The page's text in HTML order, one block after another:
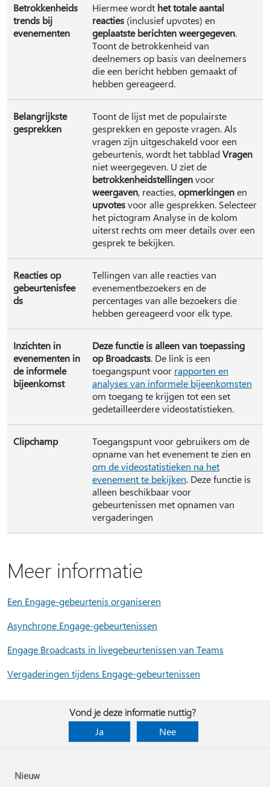
Betrokkenheids
trends bij
evenementen
Hiermee wordt het totale aantal
reacties (inclusief upvotes) en
geplaatste berichten weergegeven.
Toont de betrokkenheid van
deelnemers op basis van deelnemers
die een bericht hebben gemaakt of
hebben gereageerd.
Belangrijkste
gesprekken
Toont de lijst met de populairste
gesprekken en geposte vragen. Als
vragen zijn uitgeschakeld voor een
gebeurtenis, wordt het tabbladVragen
niet weergegeven. U ziet de
betrokkenheidstellingenvoor
weergaven, reacties,opmerkingenen
upvotesvoor alle gesprekken. Selecteer
het pictogram Analyse in de kolom
uiterst rechts om meer details over een
gesprek te bekijken.
Reacties op
gebeurtenisfee
ds
Tellingen van alle reacties van
evenementbezoekers en de
percentages van alle bezoekers die
hebben gereageerd voor elk type.
Inzichten in
evenementen in
de informele
bijeenkomst
Deze functie is alleen van toepassing
op Broadcasts. De link is een
toegangspunt voor rapporten en
analyses van informele bijeenkomsten
om toegang te krijgen tot een set
gedetailleerdere videostatistieken.
Clipchamp
Toegangspunt voor gebruikers om de
opname van het evenement te zien en
om de videostatistieken na het
evenement te bekijken. Deze functie is
alleen beschikbaar voor
gebeurtenissen met opnamen van
vergaderingen
Meer informatie
Een Engage-gebeurtenis organiseren
Asynchrone Engage-gebeurtenissen
Engage Broadcasts in livegebeurtenissen van Teams
Vergaderingen tijdens Engage-gebeurtenissen
Vond je deze informatie nuttig?
Ja
Nee
Nieuw